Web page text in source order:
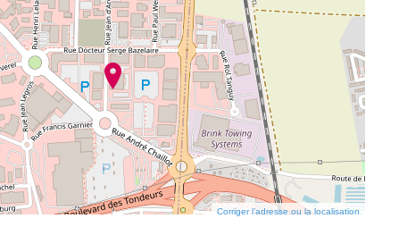
Corriger l’adresse ou la localisation